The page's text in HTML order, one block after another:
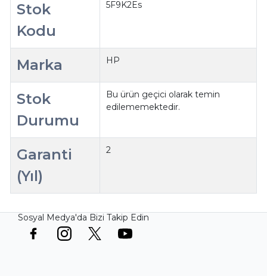
Stok
Kodu
5F9K2Es
Marka HP
Stok
Durumu
Bu ürün geçici olarak temin
edilememektedir.
Garanti
(Yıl)
2
Sosyal Medya'da Bizi Takip Edin